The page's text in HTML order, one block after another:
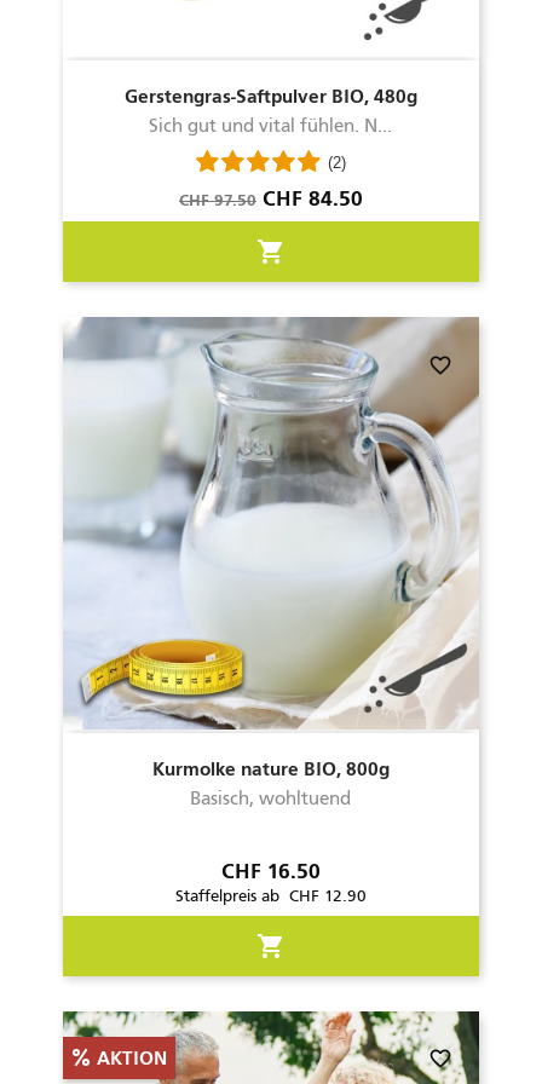
Gerstengras-Saftpulver BIO, 480g
Sich gut und vital fühlen. N...
(2)
Verkaufspreis
CHF 97.50 Preis
CHF 84.50
shopping_cart
Kurmolke nature BIO, 800g
Basisch, wohltuend
favorite_border
Preis
CHF 16.50
Staffelpreis ab CHF 12.90
shopping_cart
favorite_border
AKTION